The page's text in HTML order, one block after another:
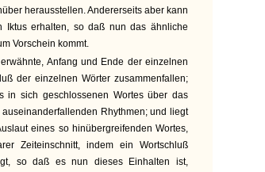
herausstellen. Andererseits aber kann
erhalten, so daß nun das ähnliche
Vorschein kommt.
Anfang und Ende der einzelnen
der einzelnen Wörter zusammenfallen;
in sich geschlossenen Wortes über das
Rhythmen; und liegt
eines so hinübergreifenden Wortes,
Zeiteinschnitt, indem ein Wortschluß
so daß es nun dieses Einhalten ist,